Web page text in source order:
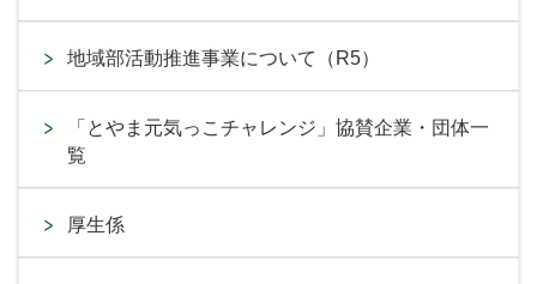
地域部活動推進事業について（R5）
「とやま元気っこチャレンジ」協賛企業・団体一
覧
厚生係